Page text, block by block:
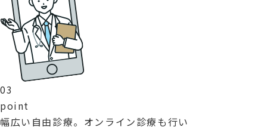
03
point
幅広い自由診療。オンライン診療も行い